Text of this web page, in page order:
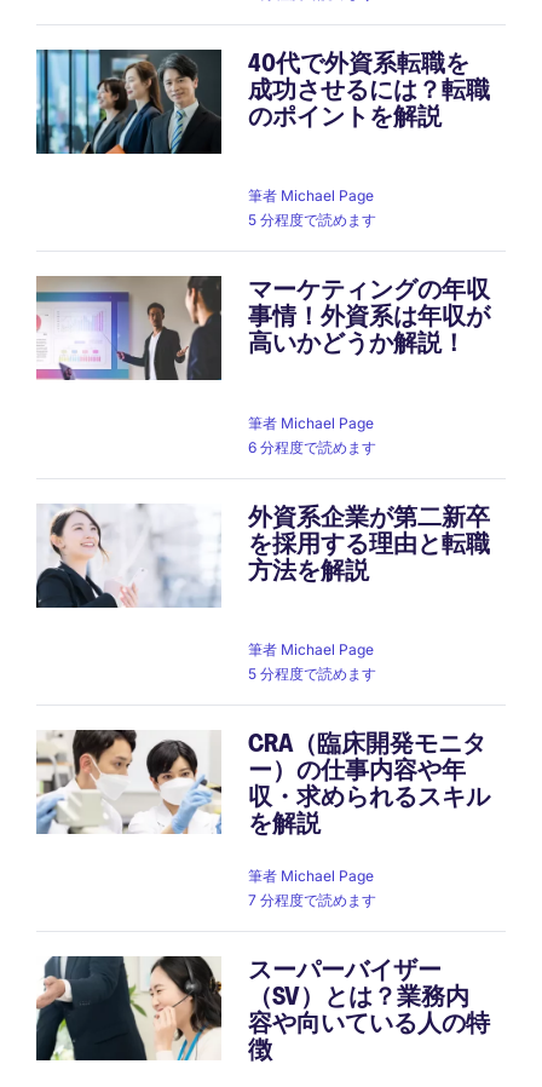
40代で外資系転職を
成功させるには？転職
のポイントを解説
筆者 Michael Page
5 分程度で読めます
マーケティングの年収
事情！外資系は年収が
高いかどうか解説！
筆者 Michael Page
6 分程度で読めます
外資系企業が第二新卒
を採用する理由と転職
方法を解説
筆者 Michael Page
5 分程度で読めます
CRA（臨床開発モニタ
ー）の仕事内容や年
収・求められるスキル
を解説
筆者 Michael Page
7 分程度で読めます
スーパーバイザー
（SV）とは？業務内
容や向いている人の特
徴